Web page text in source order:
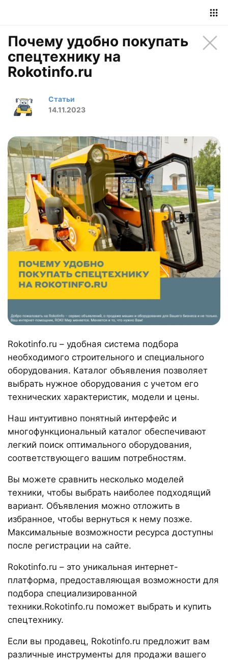
Почему удобно покупать
спецтехнику на
Rokotinfo.ru
Статьи
14.11.2023
Rokotinfo.ru – удобная система подбора
необходимого строительного и специального
оборудования. Каталог объявления позволяет
выбрать нужное оборудования с учетом его
технических характеристик, модели и цены.
Наш интуитивно понятный интерфейс и
многофункциональный каталог обеспечивают
легкий поиск оптимального оборудования,
соответствующего вашим потребностям.
Вы можете сравнить несколько моделей
техники, чтобы выбрать наиболее подходящий
вариант. Объявления можно отложить в
избранное, чтобы вернуться к нему позже.
Максимальные возможности ресурса доступны
после регистрации на сайте.
Rokotinfo.ru – это уникальная интернет-
платформа, предоставляющая возможности для
подбора специализированной
техники.Rokotinfo.ru поможет выбрать и купить
спецтехнику.
Если вы продавец, Rokotinfo.ru предложит вам
различные инструменты для продажи вашего